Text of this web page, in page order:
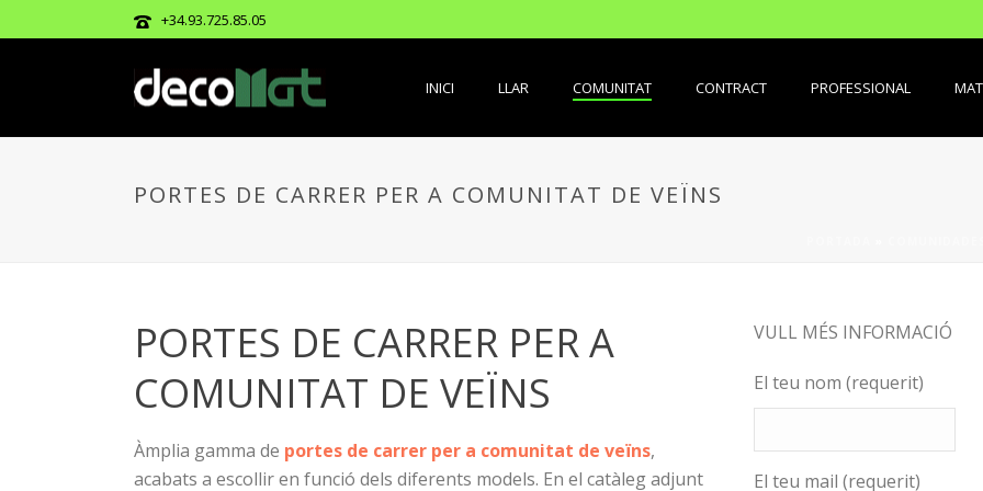
+34.93.725.85.05
INICI LLAR COMUNITAT CONTRACT PROFESSIONAL
PORTES DE CARRER PER A COMUNITAT DE VEÏNS
PORTES DE CARRER PER A
COMUNITAT DE VEÏNS
Àmplia gamma de portes de carrer per a comunitat de veïns,
acabats a escollir en funció dels diferents models. En el catàleg adjunt
VULL MÉS INFORMACIÓ
El teu nom (requerit)
El teu mail (requerit)